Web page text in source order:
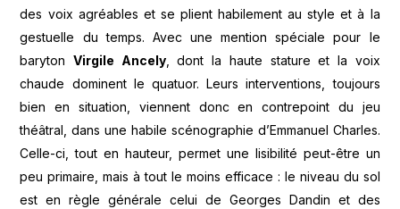
des voix agréables et se plient habilement au style et à la
gestuelle du temps. Avec une mention spéciale pour le
barytonVirgile Ancely, dont la haute stature et la voix
chaude dominent le quatuor. Leurs interventions, toujours
bien en situation, viennent donc en contrepoint du jeu
théâtral, dans une habile scénographie d’Emmanuel Charles.
Celle-ci, tout en hauteur, permet une lisibilité peut-être un
peu primaire, mais à tout le moins efficace : le niveau du sol
est en règle générale celui de Georges Dandin et des